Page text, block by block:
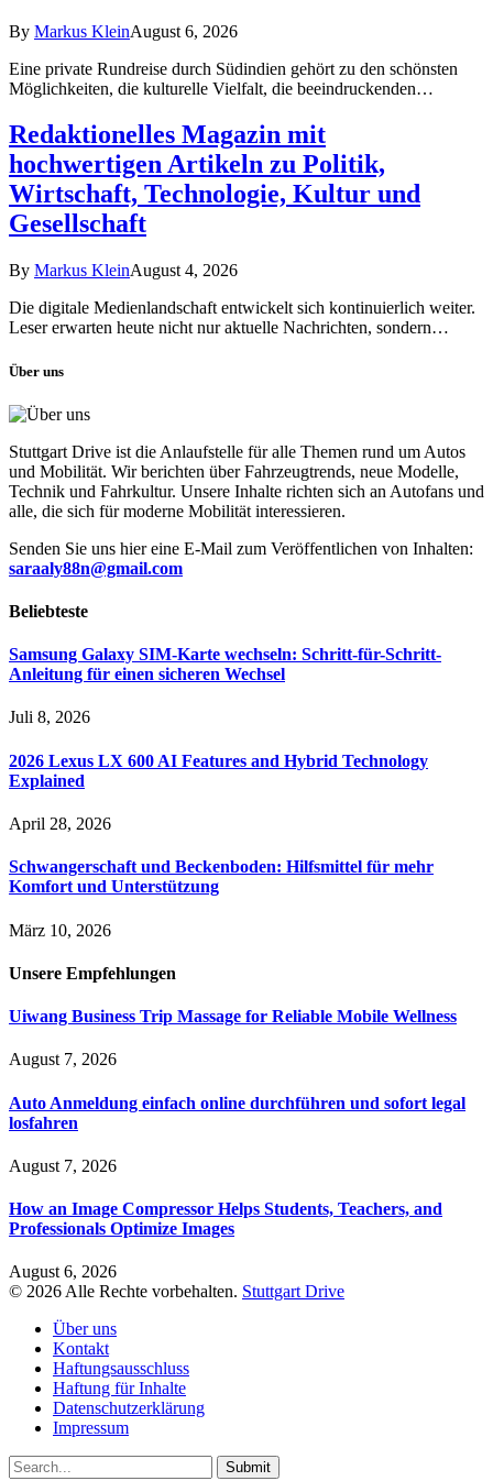
By Markus KleinAugust 6, 2026
Eine private Rundreise durch Südindien gehört zu den schönsten
Möglichkeiten, die kulturelle Vielfalt, die beeindruckenden…
Redaktionelles Magazin mit
hochwertigen Artikeln zu Politik,
Wirtschaft, Technologie, Kultur und
Gesellschaft
By Markus KleinAugust 4, 2026
Die digitale Medienlandschaft entwickelt sich kontinuierlich weiter.
Leser erwarten heute nicht nur aktuelle Nachrichten, sondern…
Über uns
Stuttgart Drive ist die Anlaufstelle für alle Themen rund um Autos
und Mobilität. Wir berichten über Fahrzeugtrends, neue Modelle,
Technik und Fahrkultur. Unsere Inhalte richten sich an Autofans und
alle, die sich für moderne Mobilität interessieren.
Senden Sie uns hier eine E-Mail zum Veröffentlichen von Inhalten:
saraaly88n@gmail.com
Beliebteste
Samsung Galaxy SIM-Karte wechseln: Schritt-für-Schritt-
Anleitung für einen sicheren Wechsel
Juli 8, 2026
2026 Lexus LX 600 AI Features and Hybrid Technology
Explained
April 28, 2026
Schwangerschaft und Beckenboden: Hilfsmittel für mehr
Komfort und Unterstützung
März 10, 2026
Unsere Empfehlungen
Uiwang Business Trip Massage for Reliable Mobile Wellness
August 7, 2026
Auto Anmeldung einfach online durchführen und sofort legal
losfahren
August 7, 2026
How an Image Compressor Helps Students, Teachers, and
Professionals Optimize Images
August 6, 2026
© 2026 Alle Rechte vorbehalten. Stuttgart Drive
Über uns
Kontakt
Haftungsausschluss
Haftung für Inhalte
Datenschutzerklärung
Impressum
Submit